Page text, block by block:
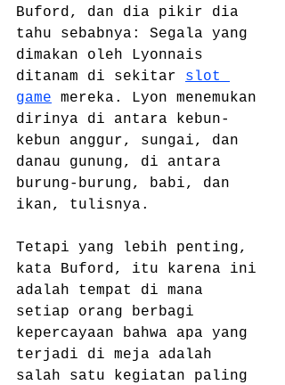
Buford, dan dia pikir dia
tahu sebabnya: Segala yang
dimakan oleh Lyonnais
ditanam di sekitar slot
game mereka. Lyon menemukan
dirinya di antara kebun-
kebun anggur, sungai, dan
danau gunung, di antara
burung-burung, babi, dan
ikan, tulisnya.
Tetapi yang lebih penting,
kata Buford, itu karena ini
adalah tempat di mana
setiap orang berbagi
kepercayaan bahwa apa yang
terjadi di meja adalah
salah satu kegiatan paling